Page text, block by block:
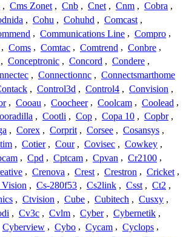
, Cms Zonet , Cnb , Cnet , Cnm , Cobra ,
, Cohu , Cohuhd , Comcast ,
, Communications Line , Compro ,
, Coms , Comtac , Comtrend , Conbre ,
, Conceptronic , Concord , Condere ,
, Connectionnc , Connectsmarthome
, Control3d , Control4 , Convision ,
, Cooau , Coocheer , Coolcam , Coolead ,
, Cootli , Cop , Copa 10 , Copbr ,
, Corex , Corprit , Corsee , Cosansys ,
, Cotier , Cour , Covisec , Cowkey ,
, Cpd , Cptcam , Cpvan , Cr2100 ,
, Crenova , Crest , Crestron , Cricket ,
, Cs-280f53 , Cs2link , Csst , Ct2 ,
, Ctvision , Cube , Cubitech , Cusxy ,
, Cv3c , Cvlm , Cyber , Cybernetik ,
Cyberview , Cybo , Cycam , Cyclops ,